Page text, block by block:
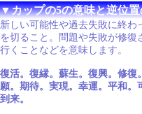
▼カップの5の意味と逆位置
新しい可能性や過去失敗に終わ
を切ること。問題や失敗が修復
行くことなどを意味します。
復活。復縁。蘇生。復興。修復
願。期待。実現。幸運。平和
到来。